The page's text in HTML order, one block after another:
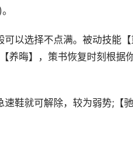
以选择不点满。被动技能【
养晦】，策书恢复时刻根据
鞋就可解除，较为弱势;【